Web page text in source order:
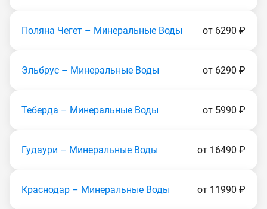
Поляна Чегет – Минеральные Воды от 6290 ₽
Эльбрус – Минеральные Воды от 6290 ₽
Теберда – Минеральные Воды от 5990 ₽
Гудаури – Минеральные Воды от 16490 ₽
Краснодар – Минеральные Воды от 11990 ₽